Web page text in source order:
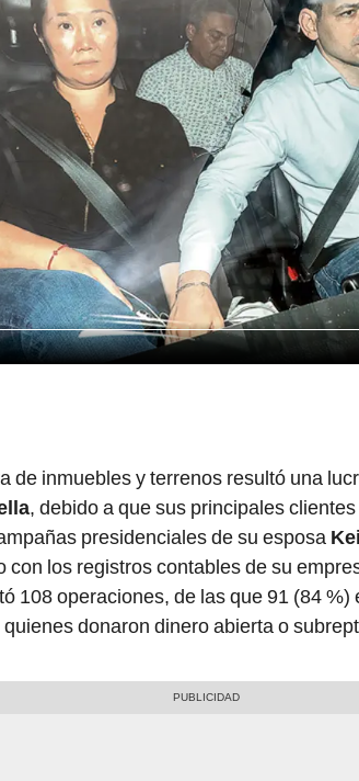
de inmuebles y terrenos resultó una
, debido a que sus principales
presidenciales de su esposa
con los registros contables de su
108 operaciones, de las que 91 (84 %)
donaron dinero abierta o